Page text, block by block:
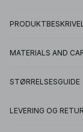
MATERIALS AND
STØRRELSESGUIDE
LEVERING OG